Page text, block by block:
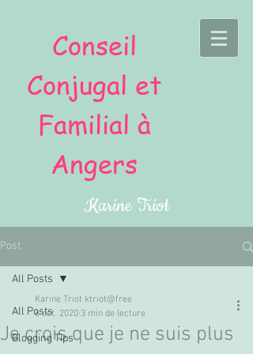
Conseil
Conjugal et
Familial à
Angers
Karine Triot
Post
All Posts
Blogging Tips
All Posts
Je crois que je ne suis plus
Karine Triot ktriot@free
6 oct. 2020 3 min de lecture